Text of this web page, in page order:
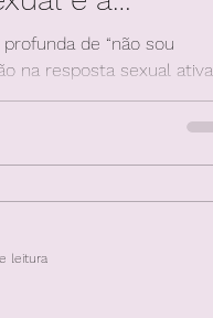
Cognitivo-
de “não sou
na resposta sexual ativa
o bastante.” Uma
O evento
leitura